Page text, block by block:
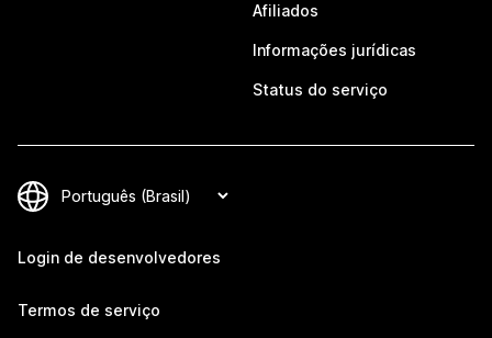
Afiliados
Informações jurídicas
Status do serviço
Login de desenvolvedores
Termos de serviço